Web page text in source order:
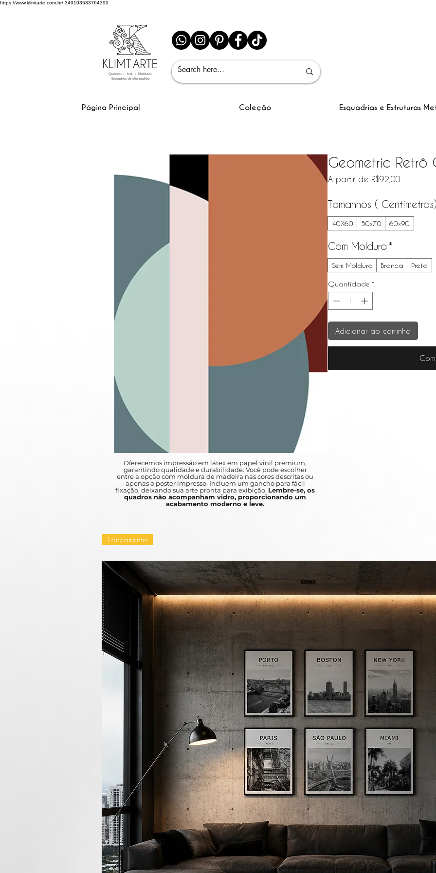
https://www.klimtarte.com.br/ 349103533764390
Página Principal Coleção Esquadrias e Estruturas
Geometric Retrô
A partir de R$92,00Preço
Tamanhos (
40X60 50x70 60x90
Com Moldura *
Sem Moldura Branca Preta
Quantidade *
Adicionar ao carrinho
Oferecemos impressão em látex em papel vinil premium,
garantindo qualidade e durabilidade. Você pode escolher
entre a opção com moldura de madeira nas cores descritas ou
apenas o poster impresso. Incluem um gancho para fácil
fixação, deixando sua arte pronta para exibição. Lembre-se, os
quadros não acompanham vidro, proporcionando um
acabamento moderno e leve.
Lançamento